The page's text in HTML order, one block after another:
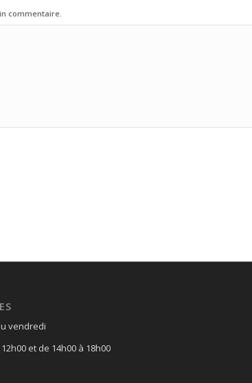
commentaire.
vendredi
et de 14h00 à 18h00